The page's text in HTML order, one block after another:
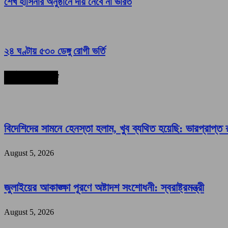
২৪ ঘণ্টায় ৫৩০ ডেঙ্গু রোগী ভর্তি
বিদেশিদের সামনে হেনস্তা হলাম, খুব ব্যথিত হয়েছি: ভারপ্রাপ্ত
August 5, 2026
জুলাইয়ের আকাঙ্ক্ষা পূরণে অষ্টাদশ সংশোধনী: স্বরাষ্ট্রমন্ত্রী
August 5, 2026